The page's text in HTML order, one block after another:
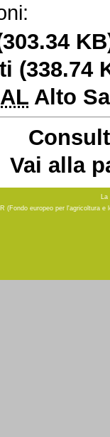
(338.74
Alto
Vai alla
La
(Fondo europeo per l'agricoltura